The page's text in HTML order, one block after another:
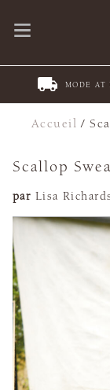
MODE AT
Accueil /
Scallop
par Lisa